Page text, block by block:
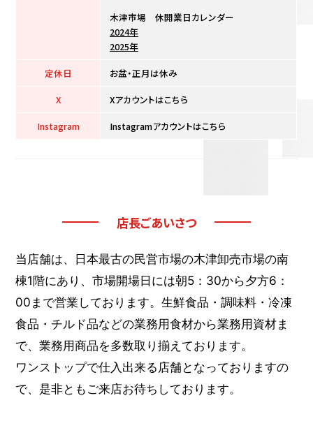
木津市場 休開業日カレンダー
2024年
2025年
定休日
お盆・正月は休み
X
Xアカウントはこちら
Instagram
Instagramアカウントはこちら
店長ごあいさつ
当店舗は、日本最古の民営市場の木津卸売市場の南
棟1階にあり、市場開場日には朝5：30から夕方6：
00まで営業しております。生鮮食品・調味料・冷凍
食品・チルド品などの業務用食材から業務用資材ま
で、業務用商品を多数取り揃えております。
ワンストップで仕入出来る店舗となっておりますの
で、是非ともご来店お待ちしております。